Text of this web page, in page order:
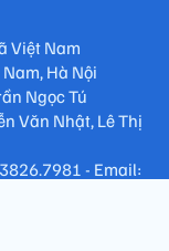
Việt Nam
Hà Nội
Ngọc Tú
Văn Nhật, Lê Thị
- Email: